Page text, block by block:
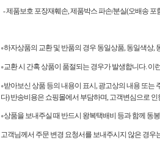
- 제품보호 포장재훼손, 제품박스 파손/분실(오배송 포
●하자상품의 교환 및 반품의 경우 동일상품, 동일색상
●교환 시 간혹 상품이 품절되는 경우가 발생합니다.
●받아보신 상품 등의 내용이 표시, 광고상의 내용 또는
다) 반송비용은 쇼핑몰에서 부담하며, 고객변심으로
●상품을 보내주실 때 반드시 왕복택배비 등과 함께 동
고객님께서 주문 변경 요청서를 보내주시지 않은 경우